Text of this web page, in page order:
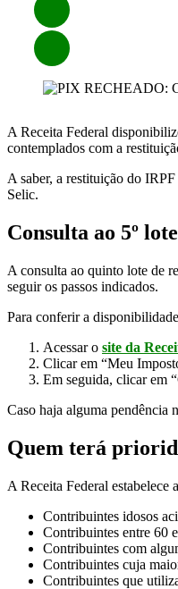
A Receita Federal
contemplados com a
A saber, a restituição do
Selic.
Consulta ao 5º
A consulta ao quinto lote de
seguir os passos indicados.
Para conferir a
Acessar o site da
Clicar em “Meu
Em seguida, clicar em
Caso haja alguma pendência
Quem terá
A Receita Federal estabelece
Contribuintes idosos
Contribuintes entre 60
Contribuintes com
Contribuintes cuja
Contribuintes que